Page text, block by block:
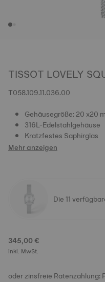
TISSOT LOVELY
T058.109.11.036.00
Gehäusegröße: 20 x20
316L-Edelstahlgehäuse
Kratzfestes Saphirglas
Mehr anzeigen
Die 11
345,00 €
inkl. MwSt.
oder zinsfreie Ratenzahlung: